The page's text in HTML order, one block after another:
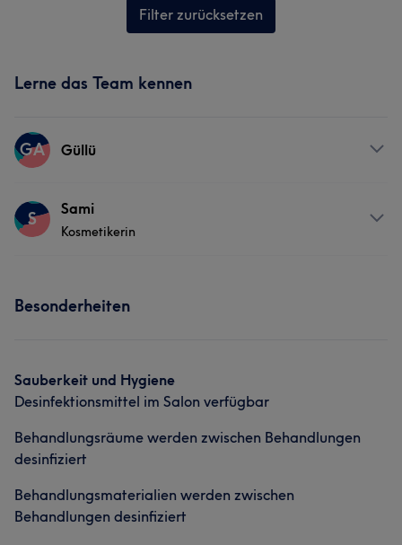
Filter zurücksetzen
Lerne das Team kennen
GA Güllü
Services
S Sami
Kosmetikerin
Besonderheiten
Sauberkeit und Hygiene
Desinfektionsmittel im Salon verfügbar
Behandlungsräume werden zwischen Behandlungen
desinfiziert
Behandlungsmaterialien werden zwischen
Behandlungen desinfiziert